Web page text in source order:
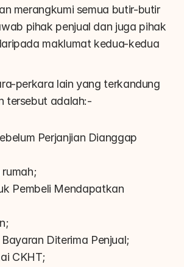
merangkumi semua butir-butir
pihak penjual dan juga pihak
maklumat kedua-kedua
perkara lain yang terkandung
tersebut adalah:-
Perjanjian Dianggap
Pembeli Mendapatkan
Diterima Penjual;
CKHT;